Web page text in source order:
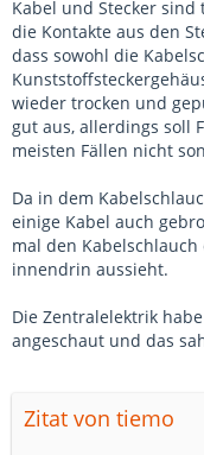
Kabel und Stecker
die Kontakte aus den
dass sowohl die
wieder trocken und
gut aus, allerdings soll
meisten Fällen nicht
Da in dem
einige Kabel auch
mal den
innendrin aussieht.
Die Zentralelektrik
angeschaut und das
Zitat von tiemo